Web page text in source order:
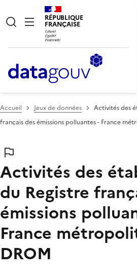
RÉPUBLIQUE
FRANÇAISE
Accueil Jeux de données
Activités des
français des émissions polluantes - France
Activités des
du Registre
émissions
France
DROM